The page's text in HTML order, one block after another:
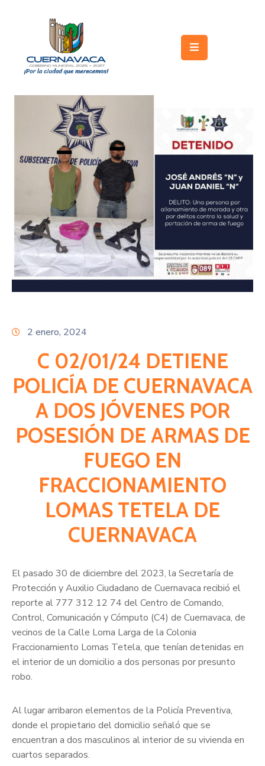
Gobierno
Servicios
Licitaciones
Transparencia
Directorio
Citas
2 enero, 2024
C 02/01/24 DETIENE
POLICÍA DE CUERNAVACA
A DOS JÓVENES POR
POSESIÓN DE ARMAS DE
FUEGO EN
FRACCIONAMIENTO
LOMAS TETELA DE
CUERNAVACA
El pasado 30 de diciembre del 2023, la Secretaría de
Protección y Auxilio Ciudadano de Cuernavaca recibió el
reporte al 777 312 12 74 del Centro de Comando,
Control, Comunicación y Cómputo (C4) de Cuernavaca, de
vecinos de la Calle Loma Larga de la Colonia
Fraccionamiento Lomas Tetela, que tenían detenidas en
el interior de un domicilio a dos personas por presunto
robo.
Al lugar arribaron elementos de la Policía Preventiva,
donde el propietario del domicilio señaló que se
encuentran a dos masculinos al interior de su vivienda en
cuartos separados.